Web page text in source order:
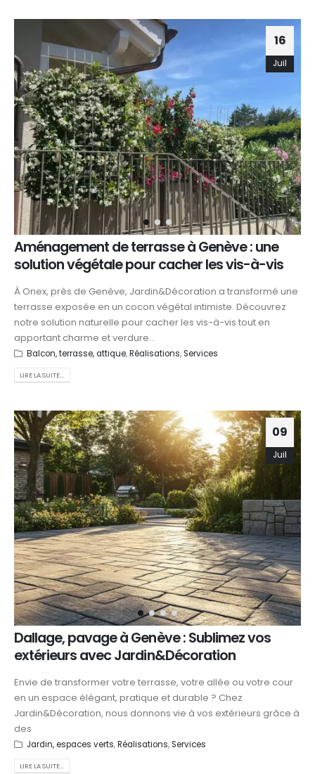
16
Juil
Aménagement de terrasse à Genève : une
solution végétale pour cacher les vis-à-vis
À Onex, près de Genève, Jardin&Décoration a transformé une
terrasse exposée en un cocon végétal intimiste. Découvrez
notre solution naturelle pour cacher les vis-à-vis tout en
apportant charme et verdure...
Balcon, terrasse, attique,Réalisations,Services
LIRE LA SUITE...
09
Juil
Dallage, pavage à Genève : Sublimez vos
extérieurs avec Jardin&Décoration
Envie de transformer votre terrasse, votre allée ou votre cour
en un espace élégant, pratique et durable ? Chez
Jardin&Décoration, nous donnons vie à vos extérieurs grâce à
des
Jardin, espaces verts,Réalisations,Services
LIRE LA SUITE...